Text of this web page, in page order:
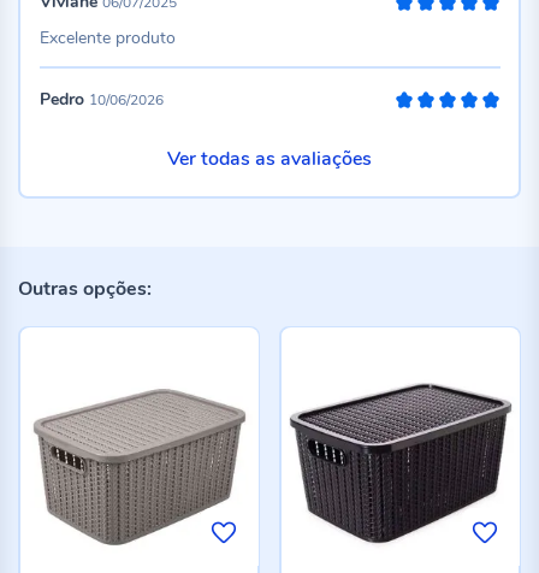
Excelente produto
Pedro 10/06/2026
Ver todas as avaliações
Outras opções: